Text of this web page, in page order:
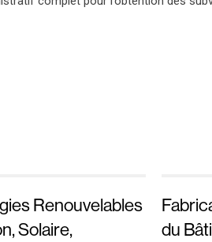
Renouvelables
Solaire,
du